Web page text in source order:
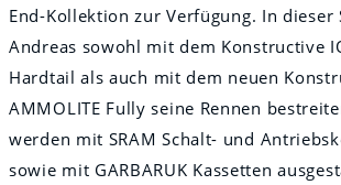
End-Kollektion zur Verfügung. In dieser
Andreas sowohl mit dem Konstructive
Hardtail als auch mit dem neuen
AMMOLITE Fully seine Rennen
werden mit SRAM Schalt- und
sowie mit GARBARUK Kassetten